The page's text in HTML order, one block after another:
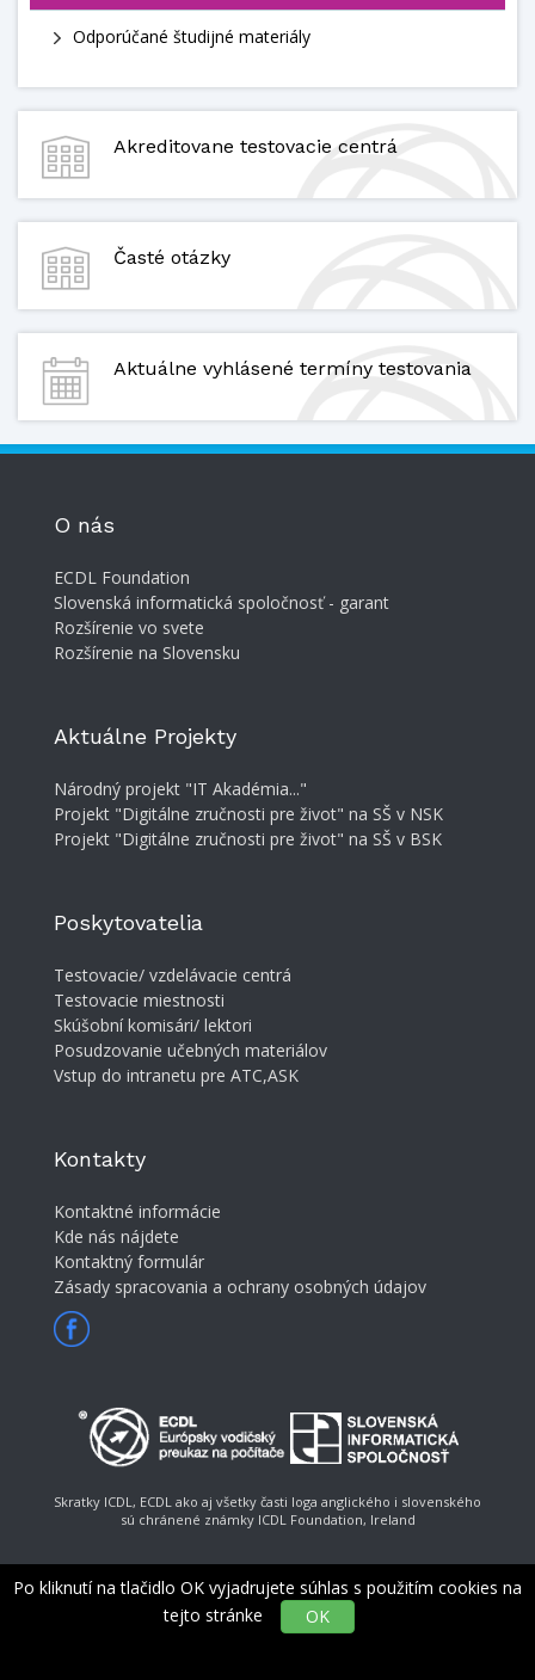
Po kliknutí na tlačidlo OK vyjadrujete súhlas s použitím cookies na
tejto stránke
OK
Odporúčané študijné materiály
Akreditovane testovacie centrá
Časté otázky
Aktuálne vyhlásené termíny testovania
O nás
ECDL Foundation
Slovenská informatická spoločnosť - garant
Rozšírenie vo svete
Rozšírenie na Slovensku
Aktuálne Projekty
Národný projekt "IT Akadémia..."
Projekt "Digitálne zručnosti pre život" na SŠ v NSK
Projekt "Digitálne zručnosti pre život" na SŠ v BSK
Poskytovatelia
Testovacie/ vzdelávacie centrá
Testovacie miestnosti
Skúšobní komisári/ lektori
Posudzovanie učebných materiálov
Vstup do intranetu pre ATC,ASK
Kontakty
Kontaktné informácie
Kde nás nájdete
Kontaktný formulár
Zásady spracovania a ochrany osobných údajov
Skratky ICDL, ECDL ako aj všetky časti loga anglického i slovenského
sú chránené známky ICDL Foundation, Ireland
© Slovenská informatická spoločnosť, e-mail: